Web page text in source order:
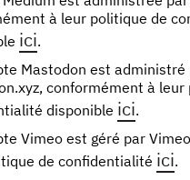
à leur politique de
ici.
Mastodon est administré
conformément à leur
disponible ici.
Vimeo est géré par
de confidentialité ici.